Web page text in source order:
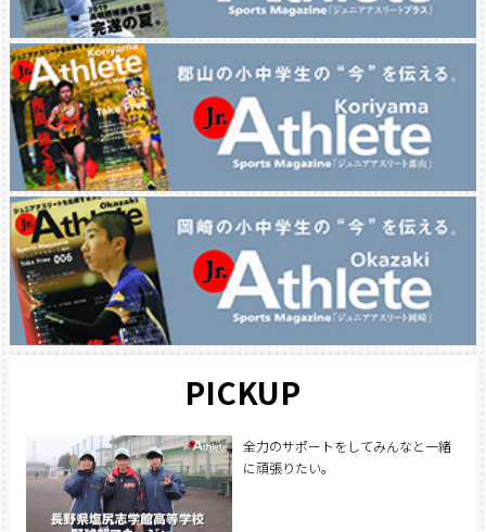
PICKUP
全力のサポートをしてみんなと一緒
に頑張りたい。